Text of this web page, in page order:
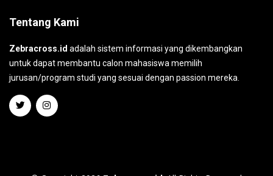
Tentang Kami
Zebracross.id adalah sistem informasi yang dikembangkan
untuk dapat membantu calon mahasiswa memilih
jurusan/program studi yang sesuai dengan passion mereka.